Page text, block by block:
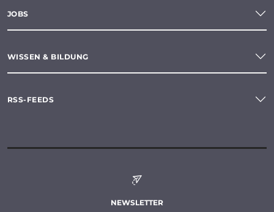
JOBS
WISSEN & BILDUNG
RSS-FEEDS
NEWSLETTER